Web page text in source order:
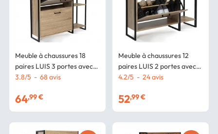
Meuble à chaussures 18
paires LUIS 3 portes avec
étagère design industriel
3.8/5 - 68 avis
64,99 €
Meuble à chaussures 12
paires LUIS 2 portes avec
étagère design industriel
4.2/5 - 24avis
52,99 €